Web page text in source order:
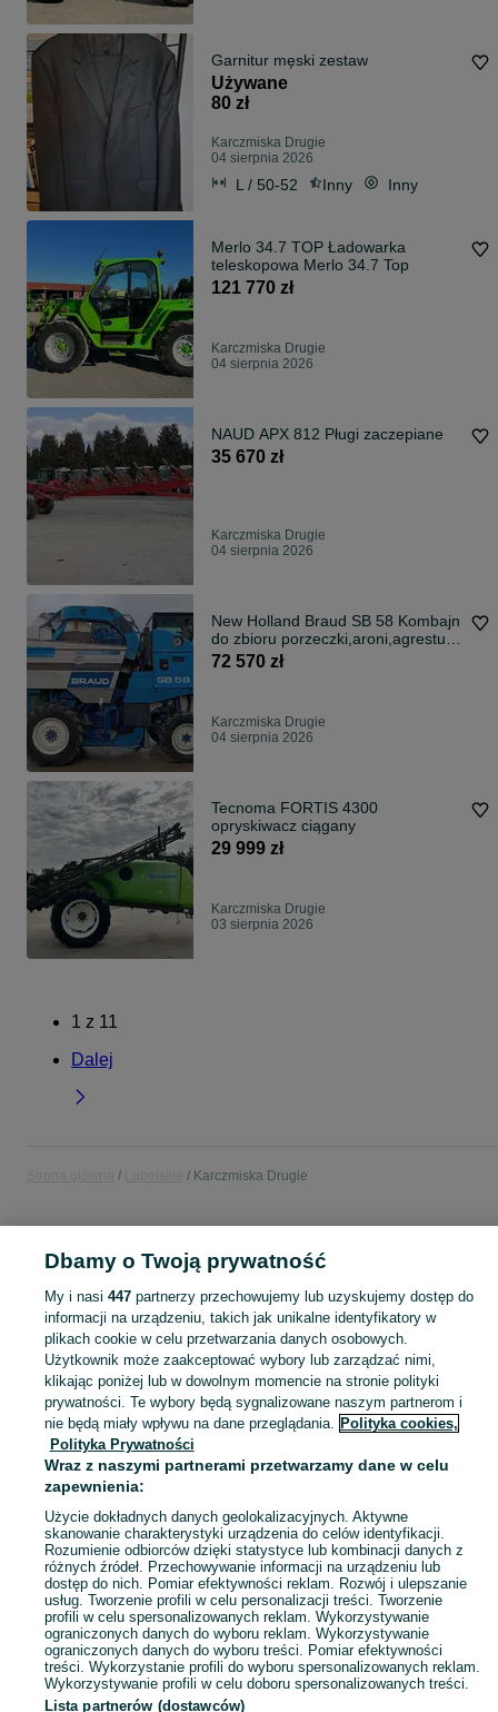
Garnitur męski zestaw
Używane
80 zł
Karczmiska Drugie
04 sierpnia 2026
L / 50-52 Inny Inny
Merlo 34.7 TOP Ładowarka
teleskopowa Merlo 34.7 Top
121 770 zł
Karczmiska Drugie
04 sierpnia 2026
NAUD APX 812 Pługi zaczepiane
35 670 zł
Karczmiska Drugie
04 sierpnia 2026
New Holland Braud SB 58 Kombajn
do zbioru porzeczki,aroni,agrestu
itp.
72 570 zł
Karczmiska Drugie
04 sierpnia 2026
Tecnoma FORTIS 4300
opryskiwacz ciągany
29 999 zł
Karczmiska Drugie
03 sierpnia 2026
1 z 11
Dalej
Karczmiska Drugie
praca sezonowa zbiory kombajn
Skorzystaj z największego serwisu ogłoszeniowego - Karczmiska Drugie i okolice! Kupuj to, czego pragniesz i sprzedawaj to, czego już nie potrzebujesz! Zobacz
Mapa kategorii
Mapa miejscowości
Mapa ministron
Popularne wyszukiwania
Dbamy o Twoją prywatność
My i nasi 447partnerzy przechowujemy lub uzyskujemy dostęp do
informacji na urządzeniu, takich jak unikalne identyfikatory w
plikach cookie w celu przetwarzania danych osobowych.
Użytkownik może zaakceptować wybory lub zarządzać nimi,
klikając poniżej lub w dowolnym momencie na stronie polityki
prywatności. Te wybory będą sygnalizowane naszym partnerom i
nie będą miały wpływu na dane przeglądania. Polityka cookies,
Polityka Prywatności
Wraz z naszymi partnerami przetwarzamy dane w celu
zapewnienia:
Użycie dokładnych danych geolokalizacyjnych. Aktywne
skanowanie charakterystyki urządzenia do celów identyfikacji.
Rozumienie odbiorców dzięki statystyce lub kombinacji danych z
różnych źródeł. Przechowywanie informacji na urządzeniu lub
dostęp do nich. Pomiar efektywności reklam. Rozwój i ulepszanie
usług. Tworzenie profili w celu personalizacji treści. Tworzenie
profili w celu spersonalizowanych reklam. Wykorzystywanie
ograniczonych danych do wyboru reklam. Wykorzystywanie
ograniczonych danych do wyboru treści. Pomiar efektywności
treści. Wykorzystanie profili do wyboru spersonalizowanych reklam.
Wykorzystywanie profili w celu doboru spersonalizowanych treści.
Lista partnerów (dostawców)